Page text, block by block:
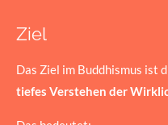
Ziel
Das Ziel im Buddhismus ist
tiefes Verstehen der